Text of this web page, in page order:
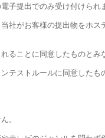
子提出でのみ受け付けられ
社がお客様の提出物をホ
ることに同意したものと
テストルールに同意したも
。